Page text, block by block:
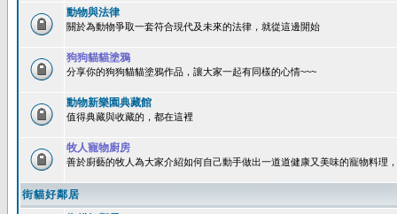
動物與法律
關於為動物爭取一套符合現代及未來的法律，就從這邊開始
狗狗貓貓塗鴉
分享你的狗狗貓貓塗鴉作品，讓大家一起有同樣的心情~~~
動物新樂園典藏館
值得典藏與收藏的，都在這裡
牧人寵物廚房
善於廚藝的牧人為大家介紹如何自己動手做出一道道健康又美味的寵物料理
街貓好鄰居